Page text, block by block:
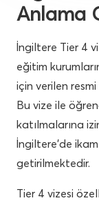
Anlama
İngiltere Tier 4
eğitim
için verilen
Bu vize ile
katılmalarına
İngiltere’de
getirilmektedir.
Tier 4 vizesi